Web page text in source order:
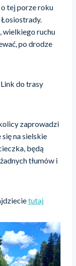
tej porze roku
wielkiego ruchu
po drodze
do trasy
zaprowadzi
na sielskie
będą
tłumów i
tutaj